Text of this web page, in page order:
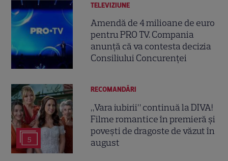
TELEVIZIUNE
Amendă de 4 milioane de euro
pentru PRO TV. Compania
anunță că va contesta decizia
Consiliului Concurenței
5
RECOMANDĂRI
„Vara iubirii” continuă la DIVA!
Filme romantice în premieră și
povești de dragoste de văzut în
august